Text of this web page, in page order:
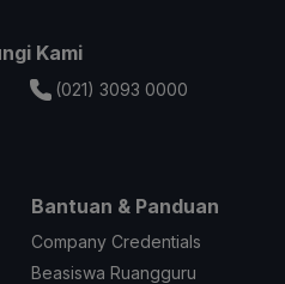
Kami
(021) 3093 0000
Bantuan & Panduan
Company Credentials
Beasiswa Ruangguru